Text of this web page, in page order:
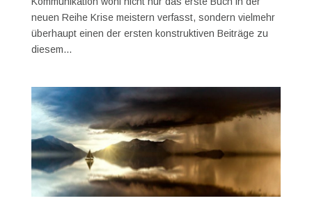
neuen Reihe Krise meistern verfasst, sondern vielmehr
überhaupt einen der ersten konstruktiven Beiträge zu
diesem...